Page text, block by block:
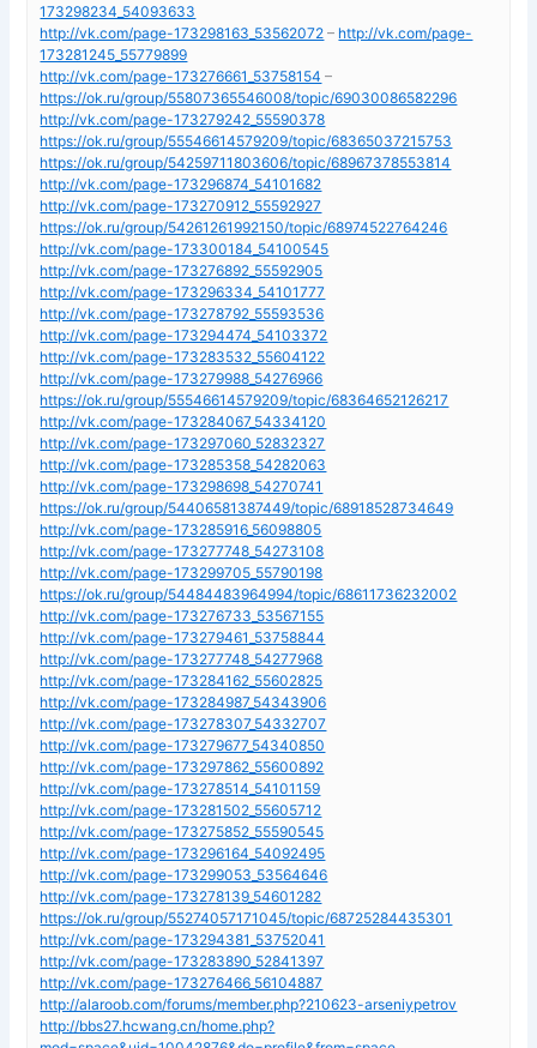
173298234_54093633
http://vk.com/page-173298163_53562072 – http://vk.com/page-
173281245_55779899
http://vk.com/page-173276661_53758154 –
https://ok.ru/group/55807365546008/topic/69030086582296
http://vk.com/page-173279242_55590378
https://ok.ru/group/55546614579209/topic/68365037215753
https://ok.ru/group/54259711803606/topic/68967378553814
http://vk.com/page-173296874_54101682
http://vk.com/page-173270912_55592927
https://ok.ru/group/54261261992150/topic/68974522764246
http://vk.com/page-173300184_54100545
http://vk.com/page-173276892_55592905
http://vk.com/page-173296334_54101777
http://vk.com/page-173278792_55593536
http://vk.com/page-173294474_54103372
http://vk.com/page-173283532_55604122
http://vk.com/page-173279988_54276966
https://ok.ru/group/55546614579209/topic/68364652126217
http://vk.com/page-173284067_54334120
http://vk.com/page-173297060_52832327
http://vk.com/page-173285358_54282063
http://vk.com/page-173298698_54270741
https://ok.ru/group/54406581387449/topic/68918528734649
http://vk.com/page-173285916_56098805
http://vk.com/page-173277748_54273108
http://vk.com/page-173299705_55790198
https://ok.ru/group/54484483964994/topic/68611736232002
http://vk.com/page-173276733_53567155
http://vk.com/page-173279461_53758844
http://vk.com/page-173277748_54277968
http://vk.com/page-173284162_55602825
http://vk.com/page-173284987_54343906
http://vk.com/page-173278307_54332707
http://vk.com/page-173279677_54340850
http://vk.com/page-173297862_55600892
http://vk.com/page-173278514_54101159
http://vk.com/page-173281502_55605712
http://vk.com/page-173275852_55590545
http://vk.com/page-173296164_54092495
http://vk.com/page-173299053_53564646
http://vk.com/page-173278139_54601282
https://ok.ru/group/55274057171045/topic/68725284435301
http://vk.com/page-173294381_53752041
http://vk.com/page-173283890_52841397
http://vk.com/page-173276466_56104887
http://alaroob.com/forums/member.php?210623-arseniypetrov
http://bbs27.hcwang.cn/home.php?